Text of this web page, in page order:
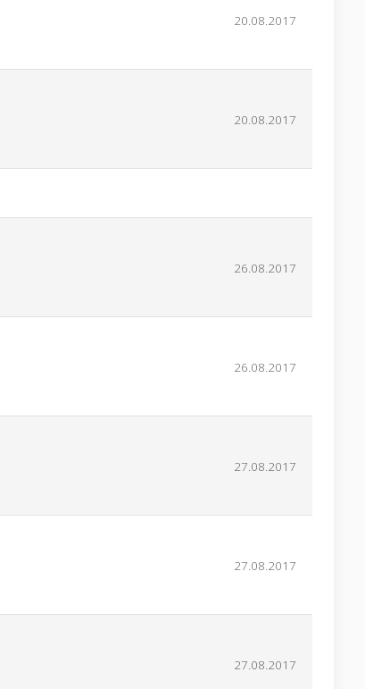
20.08.2017
20.08.2017
26.08.2017
26.08.2017
27.08.2017
27.08.2017
27.08.2017